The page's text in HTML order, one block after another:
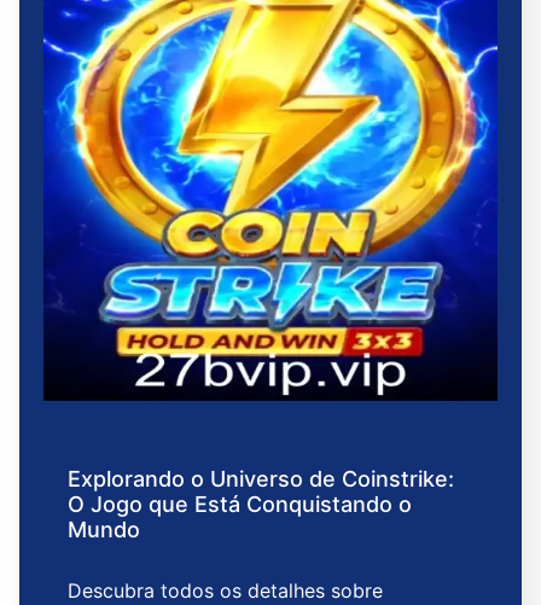
Explorando o Universo de Coinstrike:
O Jogo que Está Conquistando o
Mundo
Descubra todos os detalhes sobre